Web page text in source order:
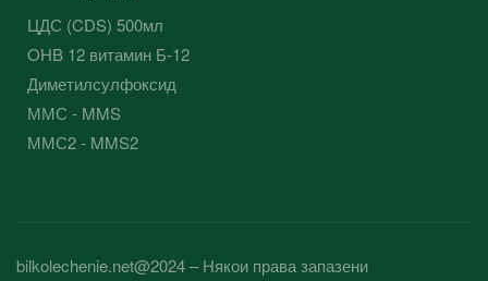
ЦДС (CDS) 500мл
OHB 12 витамин Б-12
Диметилсулфоксид
ММС - MMS
ММС2 - MMS2
bilkolechenie.net@2024 – Някои права запазени